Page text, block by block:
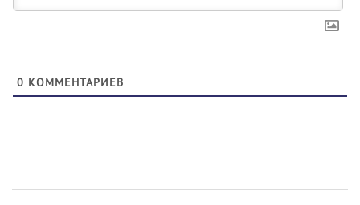
0 КОММЕНТАРИЕВ